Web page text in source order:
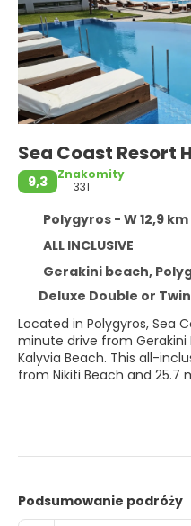
Sea Coast Resort
9,3
Znakomity
331
Polygyros - W 12,9
ALL INCLUSIVE
Gerakini beach,
Deluxe Double or
Located in Polygyros, Sea
minute drive from
Kalyvia Beach. This all-inclusive hotel is 14.2 mi (22.9 km)
from Nikiti Beach and 25.7
Pamper yourself with a
treatments and facials.
you can enjoy other
complimentary wireless
services, and a banquet hall.
Podsumowanie podróży